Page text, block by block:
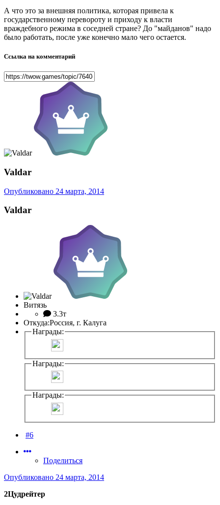
А что это за внешняя политика, которая привела к
государственному перевороту и приходу к власти
враждебного режима в соседней стране? До "майданов" надо
было работать, после уже конечно мало чего остается.
Ссылка на комментарий
Valdar
Опубликовано 24 марта, 2014
Valdar
Витязь
3.3т
Откуда:Россия, г. Калуга
Награды:
Награды:
Награды:
#6
Поделиться
Опубликовано 24 марта, 2014
2Цудрейтер